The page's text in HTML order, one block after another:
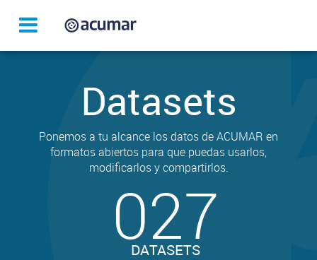
Datasets
Ponemos a tu alcance los datos de ACUMAR en
formatos abiertos para que puedas usarlos,
modificarlos y compartirlos.
027
DATASETS